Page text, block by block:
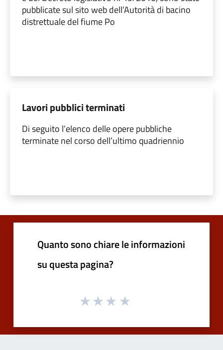
pubblicate sul sito web dell’Autorità di bacino
distrettuale del fiume Po
Lavori pubblici terminati
Di seguito l’elenco delle opere pubbliche
terminate nel corso dell’ultimo quadriennio
Quanto sono chiare le informazioni
su questa pagina?